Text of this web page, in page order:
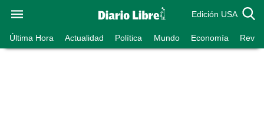
Edición USA
Última Hora Actualidad Política Mundo Economía